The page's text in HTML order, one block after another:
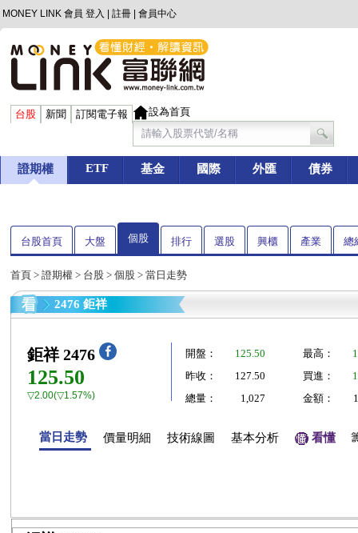
MONEY LINK 會員 登入 註冊 會員中心
台股 新聞 訂閱電子報 設為首頁
證期權 ETF 基金 國際 外匯 債券
台股首頁 大盤 個股 排行 選股 興櫃 產業 總
首頁 > 證期權 > 台股 > 個股 > 當日走勢
2476 鉅祥
鉅祥 2476
125.50
▽2.00(▽1.57%)
開盤： 125.50 最高：
昨收：
127.50 買進：
總量：
1,027 金額：
當日走勢 價量明細 技術線圖 基本分析 看懂